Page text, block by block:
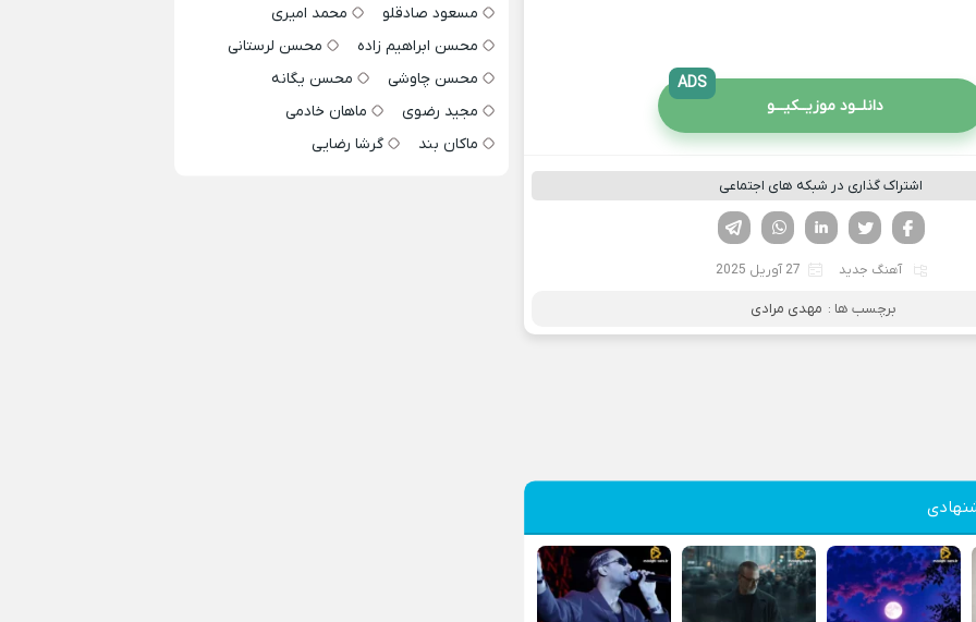
دانلــود موزیــکیـــو
ADS
اشتراک گذاری در شبکه های اجتماعی
لینکدین تویتر
فیسوک
آهنگ جدید 27 آوریل 2025
برچسب ها : مهدی مرادی
مسعود صادقلو
محمد امیری
محسن ابراهیم زاده
محسن لرستانی
محسن چاوشی
محسن یگانه
مجید رضوی
ماهان خادمی
ماکان بند
گرشا رضایی